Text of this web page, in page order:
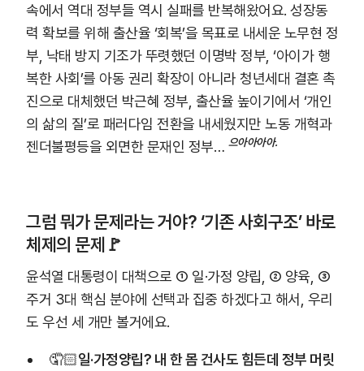
속에서 역대 정부들 역시 실패를 반복해왔어요. 성장동
력 확보를 위해 출산율 ‘회복’을 목표로 내세운 노무현 정
부, 낙태 방지 기조가 뚜렷했던 이명박 정부, ‘아이가 행
복한 사회’를 아동 권리 확장이 아니라 청년세대 결혼 촉
진으로 대체했던 박근혜 정부, 출산율 높이기에서 ‘개인
의 삶의 질’로 패러다임 전환을 내세웠지만 노동 개혁과
젠더불평등을 외면한 문재인 정부… 으아아아아.
그럼 뭐가 문제라는 거야? ‘기존 사회구조’ 바로
체제의 문제🚩
윤석열 대통령이 대책으로 ① 일·가정 양립, ② 양육, ③
주거 3대 핵심 분야에 선택과 집중 하겠다고 해서, 우리
도 우선 세 개만 볼거에요.
🤦🏻일·가정양립? 내 한 몸 건사도 힘든데 정부 머릿